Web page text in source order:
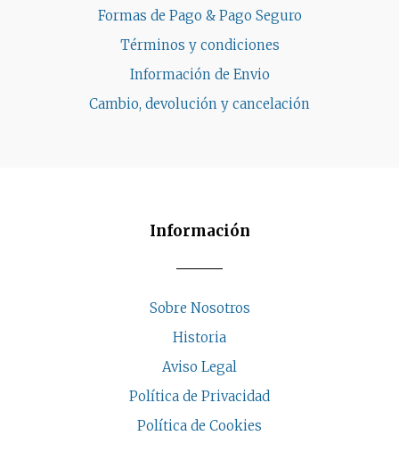
Formas de Pago & Pago Seguro
Términos y condiciones
Información de Envio
Cambio, devolución y cancelación
Información
Sobre Nosotros
Historia
Aviso Legal
Política de Privacidad
Política de Cookies